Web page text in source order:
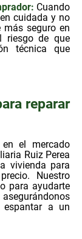
Cuando
cuidada y no
más seguro en
riesgo de que
técnica que
reparar
el mercado
Ruiz Perea
vivienda para
Nuestro
para ayudarte
a un